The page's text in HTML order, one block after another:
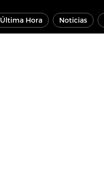
Última Hora Noticias